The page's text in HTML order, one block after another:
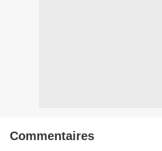
Commentaires